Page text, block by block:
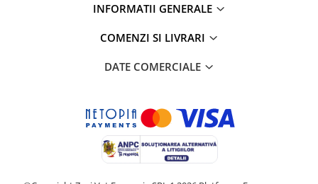
INFORMATII GENERALE
COMENZI SI LIVRARI
DATE COMERCIALE